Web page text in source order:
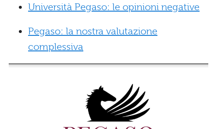
Università Pegaso: le opinioni negative
Pegaso: la nostra valutazione
complessiva